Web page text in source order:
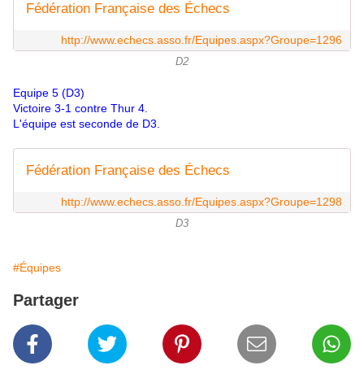
Fédération Française des Échecs
http://www.echecs.asso.fr/Equipes.aspx?Groupe=1296
D2
Equipe 5 (D3)
Victoire 3-1 contre Thur 4.
L'équipe est seconde de D3.
Fédération Française des Échecs
http://www.echecs.asso.fr/Equipes.aspx?Groupe=1298
D3
#Équipes
Partager